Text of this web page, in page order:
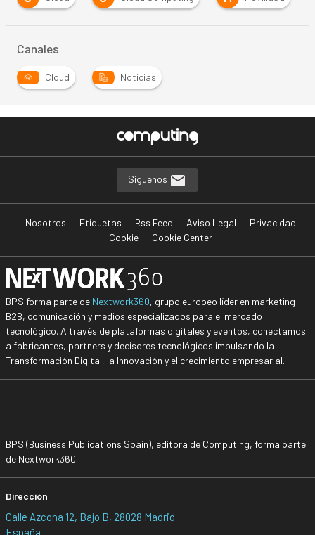
Canales
Cloud Noticias
Síguenos
Nosotros Etiquetas Rss Feed Aviso Legal
Privacidad
Cookie
Cookie Center
BPS forma parte de Nextwork360, grupo europeo líder en marketing
B2B, comunicación y medios especializados para el mercado
tecnológico. A través de plataformas digitales y eventos, conectamos
a fabricantes, partners y decisores tecnológicos impulsando la
Transformación Digital, la Innovación y el crecimiento empresarial.
BPS (Business Publications Spain), editora de Computing, forma parte
de Nextwork360.
Dirección
Calle Azcona 12, Bajo B, 28028 Madrid
España